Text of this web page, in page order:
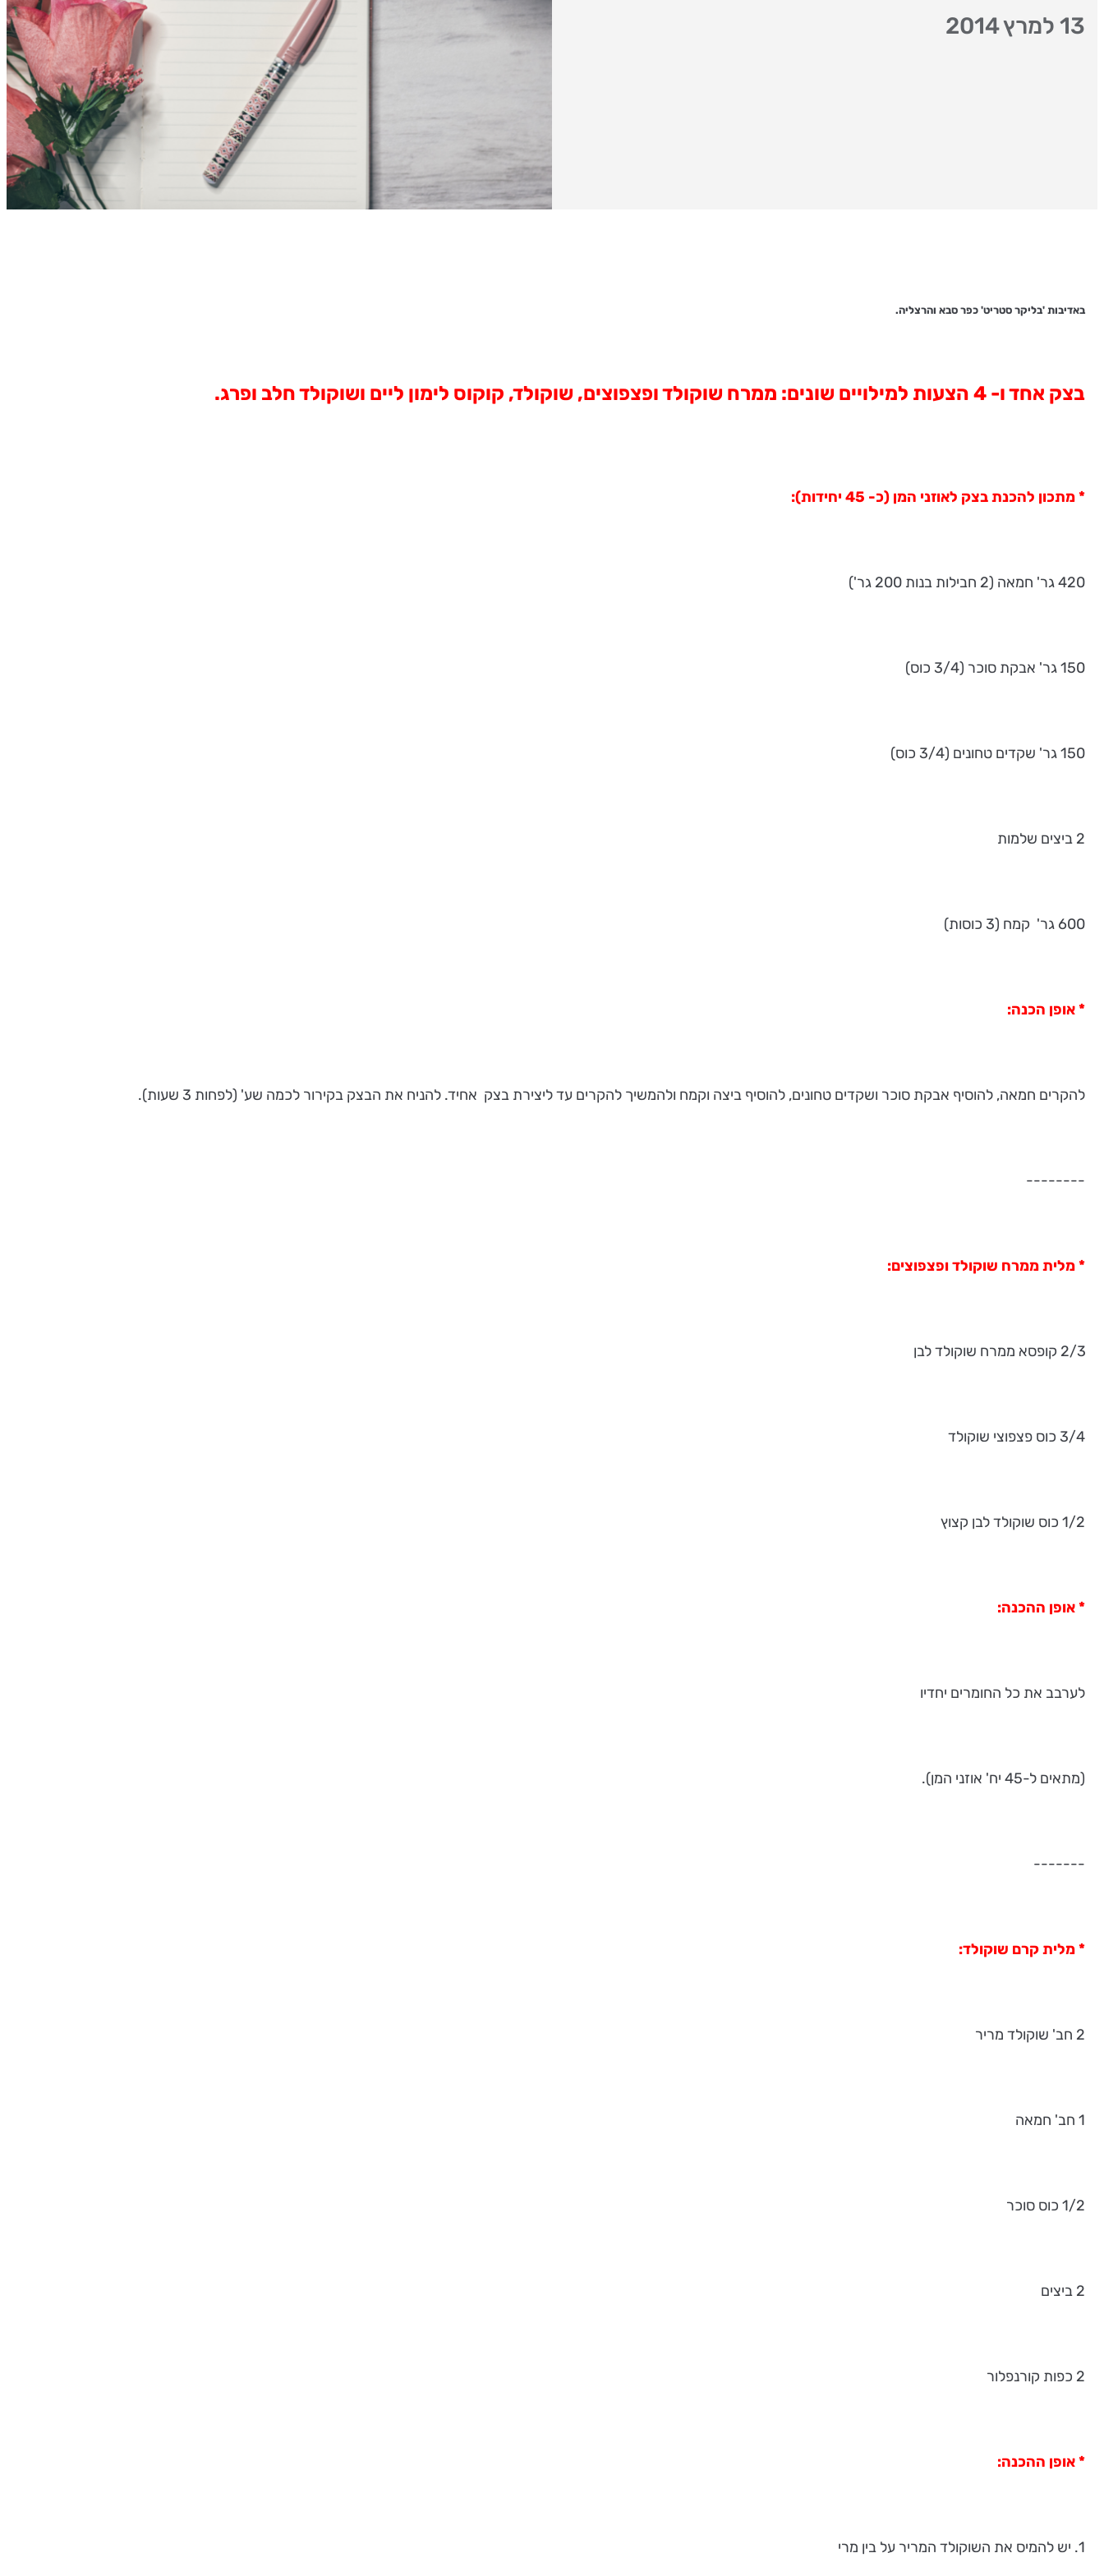
13 למרץ 2014
באדיבות 'בליקר סטריט' כפר סבא והרצליה.
בצק אחד ו- 4 הצעות למילויים שונים: ממרח שוקולד ופצפוצים, שוקולד, קוקוס לימון ליים ושוקולד חלב ופרג.
* מתכון להכנת בצק לאוזני המן (כ- 45 יחידות):
420 גר' חמאה (2 חבילות בנות 200 גר')
150 גר' אבקת סוכר (3/4 כוס)
150 גר' שקדים טחונים (3/4 כוס)
2 ביצים שלמות
600 גר' קמח (3 כוסות)
* אופן הכנה:
להקרים חמאה, להוסיף אבקת סוכר ושקדים טחונים, להוסיף ביצה וקמח ולהמשיך להקרים עד ליצירת בצק אחיד. להניח את הבצק בקירור לכמה שע' (לפחות 3 שעות).
--------
* מלית ממרח שוקולד ופצפוצים:
2/3 קופסא ממרח שוקולד לבן
3/4 כוס פצפוצי שוקולד
1/2 כוס שוקולד לבן קצוץ
* אופן ההכנה:
לערבב את כל החומרים יחדיו
(מתאים ל-45 יח' אוזני המן).
-------
* מלית קרם שוקולד:
2 חב' שוקולד מריר
1 חב' חמאה
1/2 כוס סוכר
2 ביצים
2 כפות קורנפלור
* אופן ההכנה:
1. יש להמיס את השוקולד המריר על בין מרי